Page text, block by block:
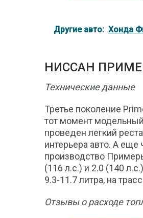
Другие авто: Хонда
НИССАН
Технические данные
Третье поколение
тот момент
проведен легкий
интерьера авто. А
производство
(116 л.с.) и 2.0 (140
9.3-11.7 литра, на
Отзывы о расходе